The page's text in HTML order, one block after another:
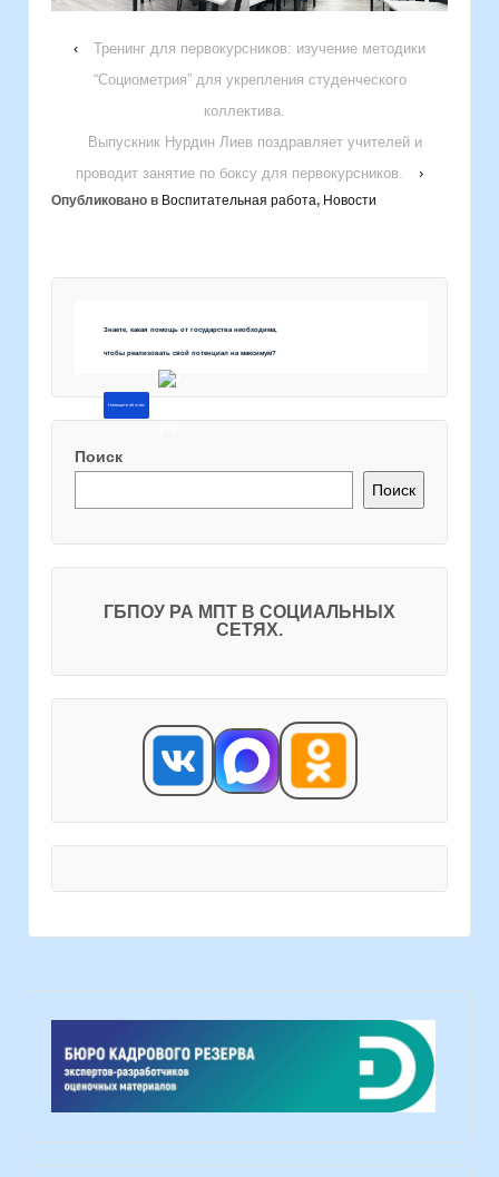
‹
Тренинг для первокурсников: изучение методики
“Социометрия” для укрепления студенческого
коллектива.
Выпускник Нурдин Лиев поздравляет учителей и
проводит занятие по боксу для первокурсников.
›
Опубликовано в Воспитательная работа, Новости
Знаете, какая помощь от государства необходима,
чтобы реализовать свой потенциал на максимум?
Напишите об этом
Поиск
Поиск
ГБПОУ РА МПТ В СОЦИАЛЬНЫХ
СЕТЯХ.